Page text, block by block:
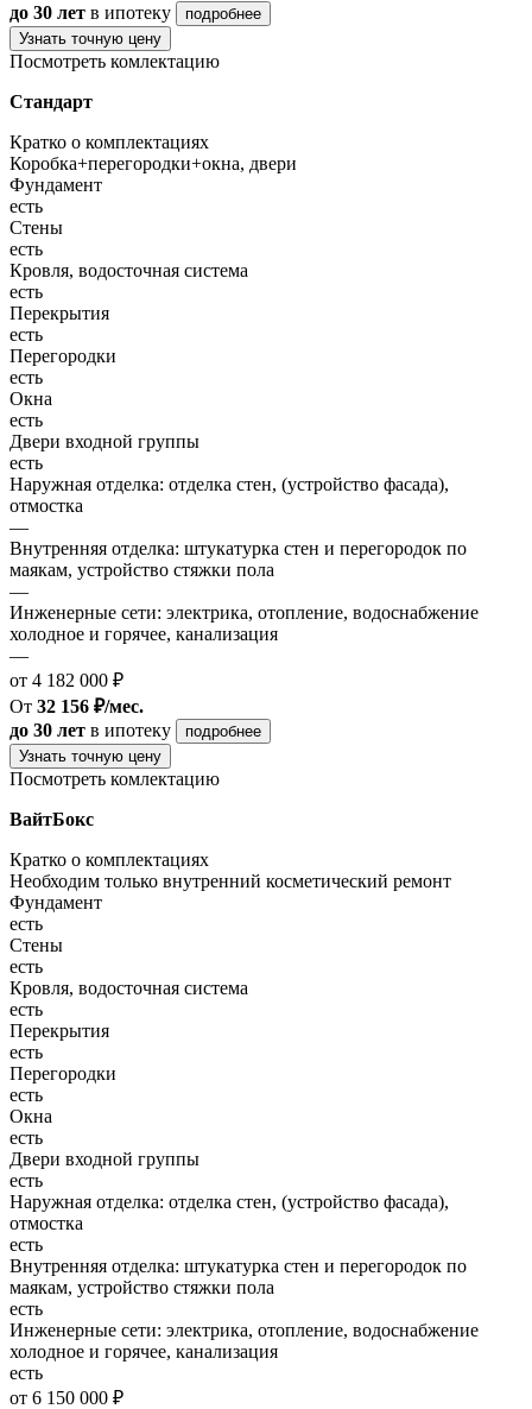
до 30 лет в ипотеку
подробнее
Узнать точную цену
Посмотреть комлектацию
Стандарт
Кратко о комплектациях
Коробка+перегородки+окна, двери
Фундамент
есть
Стены
есть
Кровля, водосточная система
есть
Перекрытия
есть
Перегородки
есть
Окна
есть
Двери входной группы
есть
Наружная отделка: отделка стен, (устройство фасада),
отмостка
—
Внутренняя отделка: штукатурка стен и перегородок по
маякам, устройство стяжки пола
—
Инженерные сети: электрика, отопление, водоснабжение
холодное и горячее, канализация
—
от 4 182 000 ₽
От 32 156 ₽/мес.
до 30 лет в ипотеку
подробнее
Узнать точную цену
Посмотреть комлектацию
ВайтБокс
Кратко о комплектациях
Необходим только внутренний косметический ремонт
Фундамент
есть
Стены
есть
Кровля, водосточная система
есть
Перекрытия
есть
Перегородки
есть
Окна
есть
Двери входной группы
есть
Наружная отделка: отделка стен, (устройство фасада),
отмостка
есть
Внутренняя отделка: штукатурка стен и перегородок по
маякам, устройство стяжки пола
есть
Инженерные сети: электрика, отопление, водоснабжение
холодное и горячее, канализация
есть
от 6 150 000 ₽